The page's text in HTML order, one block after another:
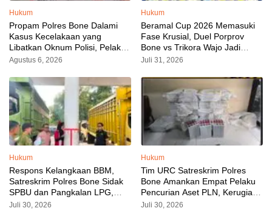
Hukum
Propam Polres Bone Dalami
Kasus Kecelakaan yang
Libatkan Oknum Polisi, Pelaku
Sudah Diamankan
Agustus 6, 2026
Hukum
Beramal Cup 2026 Memasuki
Fase Krusial, Duel Porprov
Bone vs Trikora Wajo Jadi
Sorotan Malam Ini
Juli 31, 2026
Hukum
Respons Kelangkaan BBM,
Satreskrim Polres Bone Sidak
SPBU dan Pangkalan LPG,
AKP Alvin Aji Imbau Pengelola
Juli 30, 2026
Hukum
Tim URC Satreskrim Polres
Bone Amankan Empat Pelaku
Pencurian Aset PLN, Kerugian
Ditaksir Capai Rp 3 Milyar
Juli 30, 2026